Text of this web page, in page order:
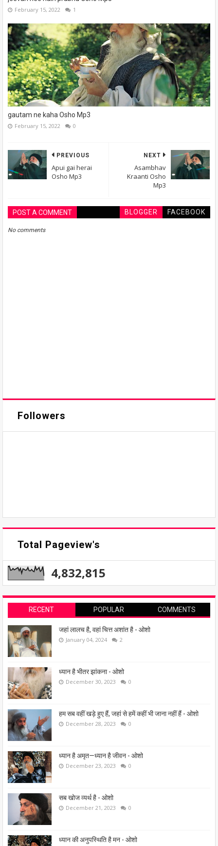
February 15, 2022 1
gautam ne kaha Osho Mp3
February 15, 2022 0
NEXT
Asambhav
Kraanti Osho
Mp3
PREVIOUS
Apui gai herai
Osho Mp3
POST A COMMENT BLOGGER FACEBOOK
No comments
Followers
Total Pageview's
4,832,815
RECENT POPULAR COMMENTS
जहां लालच है, वहां चित्त अशांत है - ओशो
January 04, 2024 2
ध्यान है भीतर झांकना - ओशो
December 30, 2023 0
हम सब वहीं खड़े हुए हैं, जहां से हमें कहीं भी जाना नहीं हैं - ओशो
December 28, 2023 0
ध्यान है अमृत—ध्यान है जीवन - ओशो
December 23, 2023 0
सब खोज व्यर्थ है - ओशो
December 21, 2023 0
ध्यान की अनुपस्थिति है मन - ओशो